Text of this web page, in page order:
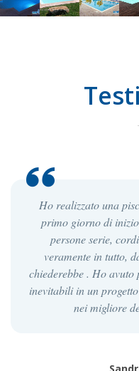
Ho realizzato una
primo giorno di
persone serie,
veramente in tutto,
chiederebbe . Ho
inevitabili in un
nei migliore